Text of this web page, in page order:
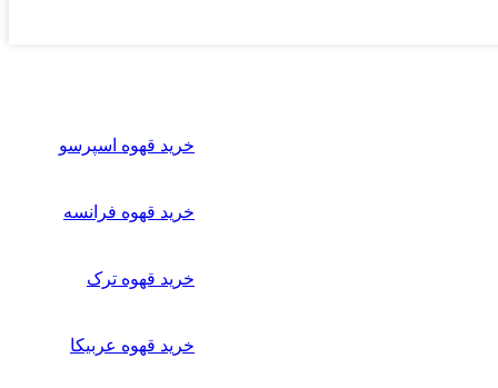
خرید قهوه اسپرسو
خرید قهوه فرانسه
خرید قهوه ترک
خرید قهوه عربیکا